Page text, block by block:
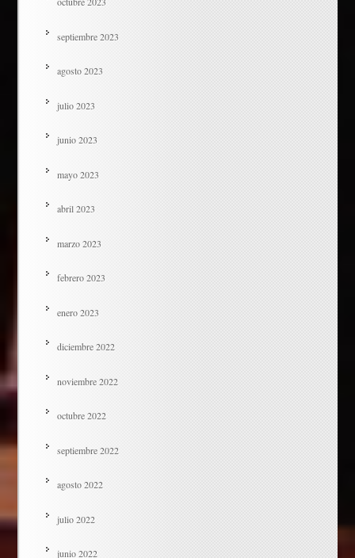
septiembre 2023
agosto 2023
julio 2023
junio 2023
mayo 2023
abril 2023
marzo 2023
febrero 2023
enero 2023
diciembre 2022
noviembre 2022
octubre 2022
septiembre 2022
agosto 2022
julio 2022
junio 2022